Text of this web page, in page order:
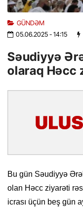
GÜNDƏM
05.06.2025- 14:15
Səudiyyə
olaraq Həcc
Bu gün Səudiyyə
olan Həcc ziyarəti
icrası üçün beş gün